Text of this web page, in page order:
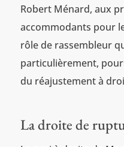
Robert Ménard, aux
accommodants pour
rôle de rassembleur
particulièrement,
du réajustement à
La droite de